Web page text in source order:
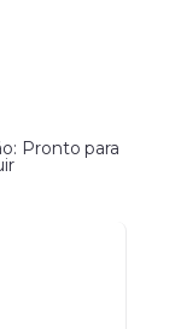
Pronto para